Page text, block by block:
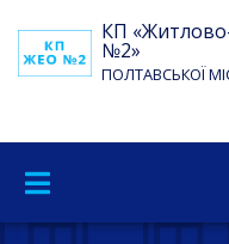
КП «Житлово-
№2»
ПОЛТАВСЬКОЇ